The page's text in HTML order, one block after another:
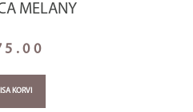
MELANY
KORVI